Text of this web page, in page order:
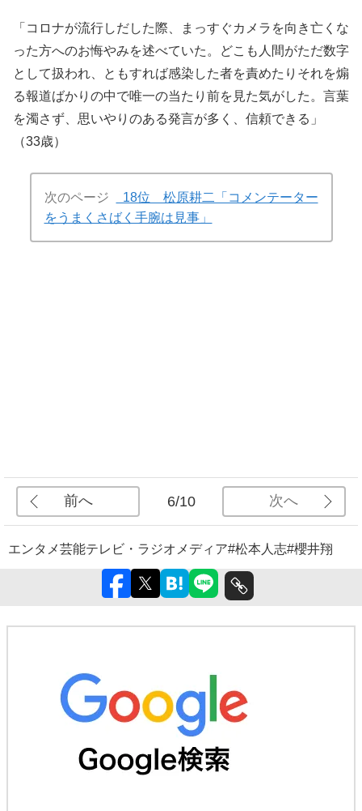
「コロナが流行しだした際、まっすぐカメラを向き亡くな
った方へのお悔やみを述べていた。どこも人間がただ数字
として扱われ、ともすれば感染した者を責めたりそれを煽
る報道ばかりの中で唯一の当たり前を見た気がした。言葉
を濁さず、思いやりのある発言が多く、信頼できる」
（33歳）
次のページ
18位 松原耕二「コメンテーター
をうまくさばく手腕は見事」
前へ 6/10 次へ
エンタメ芸能テレビ・ラジオ メディア#松本人志#櫻井翔